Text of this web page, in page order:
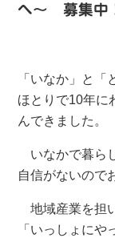
へ〜 募集中
「いなか」と
ほとりで10年に
んできました。
いなかで暮ら
自信がないので
地域産業を担
「いっしょに